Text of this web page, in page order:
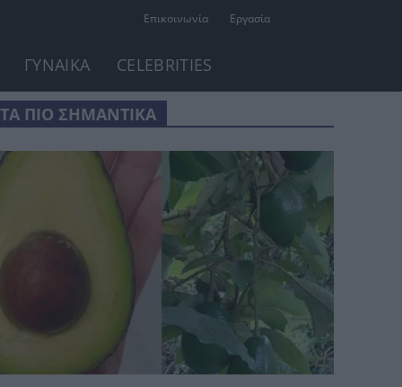
Επικοινωνία Εργασία
ΓΥΝΑΙΚΑ CELEBRITIES
ΤΑ ΠΙΟ ΣΗΜΑΝΤΙΚΑ